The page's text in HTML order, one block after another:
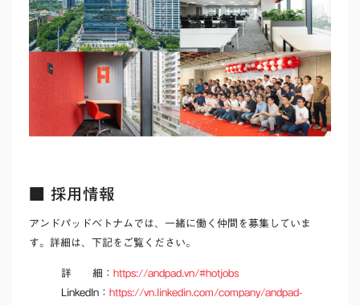
■ 採用情報
アンドパッドベトナムでは、一緒に働く仲間を募集していま
す。詳細は、下記をご覧ください。
詳 細： https://andpad.vn/#hotjobs
LinkedIn： https://vn.linkedin.com/company/andpad-